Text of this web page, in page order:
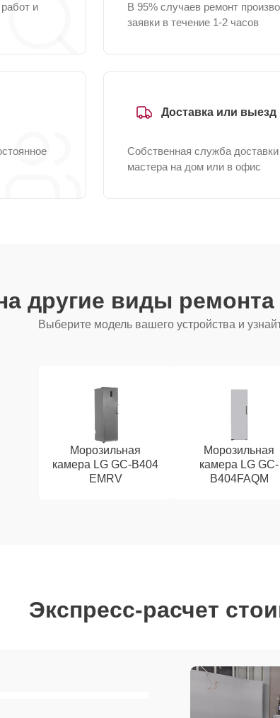
и
В 95% случаев ремонт
заявки в течение 1-2 часов
Доставка или выезд
Собственная служба
мастера на дом или в офис
другие виды ремонта
Выберите модель вашего устройства и
Морозильная
камера LG GC-B404
EMRV
Морозильная
камера LG GC-
B404FAQM
Экспресс-расчет